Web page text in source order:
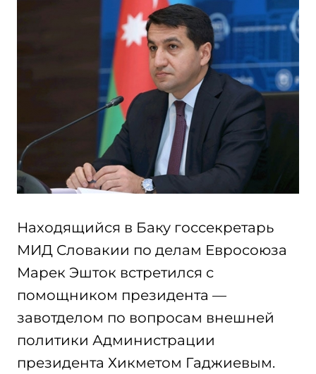
Находящийся в Баку госсекретарь
МИД Словакии по делам Евросоюза
Марек Эшток встретился с
помощником президента —
завотделом по вопросам внешней
политики Администрации
президента Хикметом Гаджиевым.